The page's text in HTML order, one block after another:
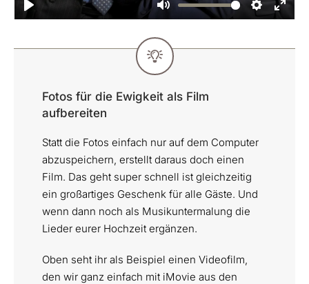
Fotos für die Ewigkeit als Film
aufbereiten
Statt die Fotos einfach nur auf dem Computer
abzuspeichern, erstellt daraus doch einen
Film. Das geht super schnell ist gleichzeitig
ein großartiges Geschenk für alle Gäste. Und
wenn dann noch als Musikuntermalung die
Lieder eurer Hochzeit ergänzen.
Oben seht ihr als Beispiel einen Videofilm,
den wir ganz einfach mit iMovie aus den